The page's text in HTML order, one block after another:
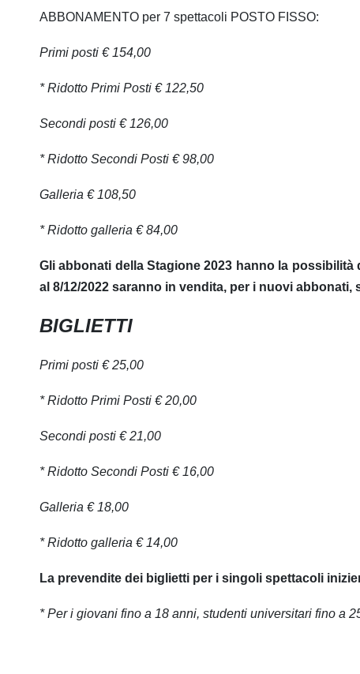
ABBONAMENTO per 7 spettacoli POSTO FISSO:
Primi posti € 154,00
* Ridotto Primi Posti € 122,50
Secondi posti € 126,00
* Ridotto Secondi Posti € 98,00
Galleria € 108,50
* Ridotto galleria € 84,00
Gli abbonati della Stagione 2023 hanno la
al 8/12/2022 saranno in vendita, per i nuovi
BIGLIETTI
Primi posti € 25,00
* Ridotto Primi Posti € 20,00
Secondi posti € 21,00
* Ridotto Secondi Posti € 16,00
Galleria € 18,00
* Ridotto galleria € 14,00
La prevendite dei biglietti per i singoli spettacoli
* Per i giovani fino a 18 anni, studenti universitari fino a